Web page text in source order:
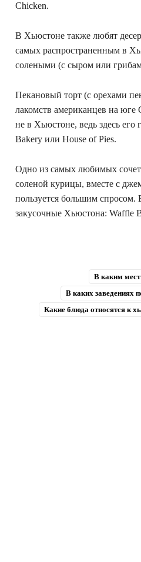
Chicken.
В Хьюстоне также любят
самых распространенным в
солеными (с сыром или
Пекановый торт (с орехами
лакомств американцев на
не в Хьюстоне, ведь здесь его
Bakery или House of Pies.
Одно из самых любимых
соленой курицы, вместе с
пользуется большим спросом.
закусочные Хьюстона: Waffle
В каким
В каких заведениях
Какие блюда относятся к